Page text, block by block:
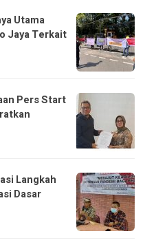
Utama
Jaya Terkait
Pers Start
Langkah
Dasar